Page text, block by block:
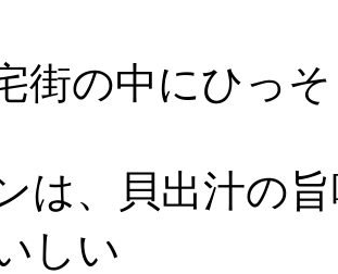
街の中にひっ
は、貝出汁の
しい